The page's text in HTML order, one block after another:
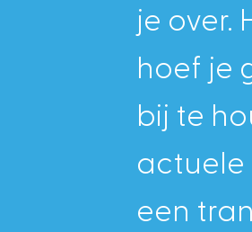
je over.
hoef je
bij te
actuele
een